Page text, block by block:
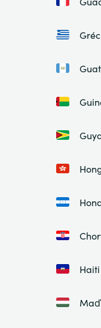
Haiti